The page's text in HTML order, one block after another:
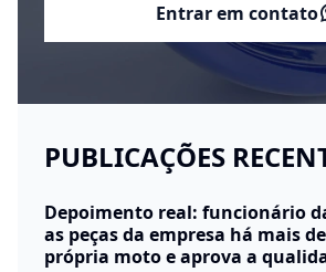
PUBLICAÇÕES
Depoimento real: funcionário
as peças da empresa há mais
própria moto e aprova a
Entrar em contato